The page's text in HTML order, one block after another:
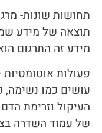
תחושות שונות-
תוצאה של מידע
מידע זה התרגום
פעולות
עושים כמו נשימה,
העיקול וזרימת
של עמוד השדרה